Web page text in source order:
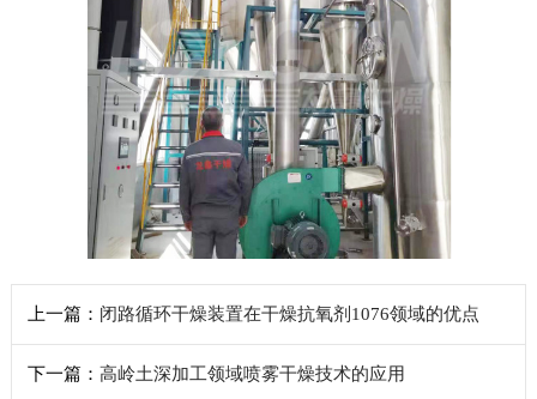
上一篇： 闭路循环干燥装置在干燥抗氧剂1076领域的优点
下一篇： 高岭土深加工领域喷雾干燥技术的应用